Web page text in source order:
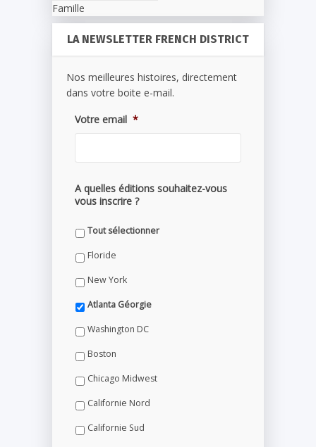
Famille
LA NEWSLETTER FRENCH DISTRICT
Nos meilleures histoires, directement
dans votre boite e-mail.
Votre email *
A quelles éditions souhaitez-vous
vous inscrire ?
Tout sélectionner
Floride
New York
Atlanta Géorgie
Washington DC
Boston
Chicago Midwest
Californie Nord
Californie Sud